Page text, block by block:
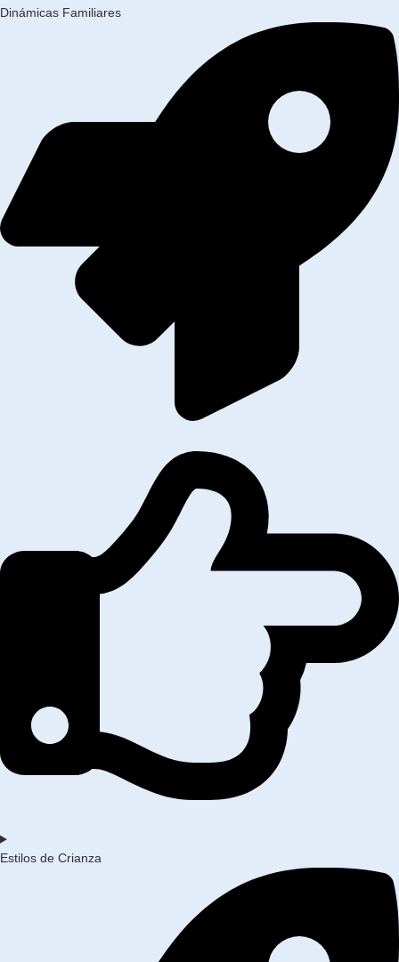
Dinámicas Familiares
Estilos de Crianza